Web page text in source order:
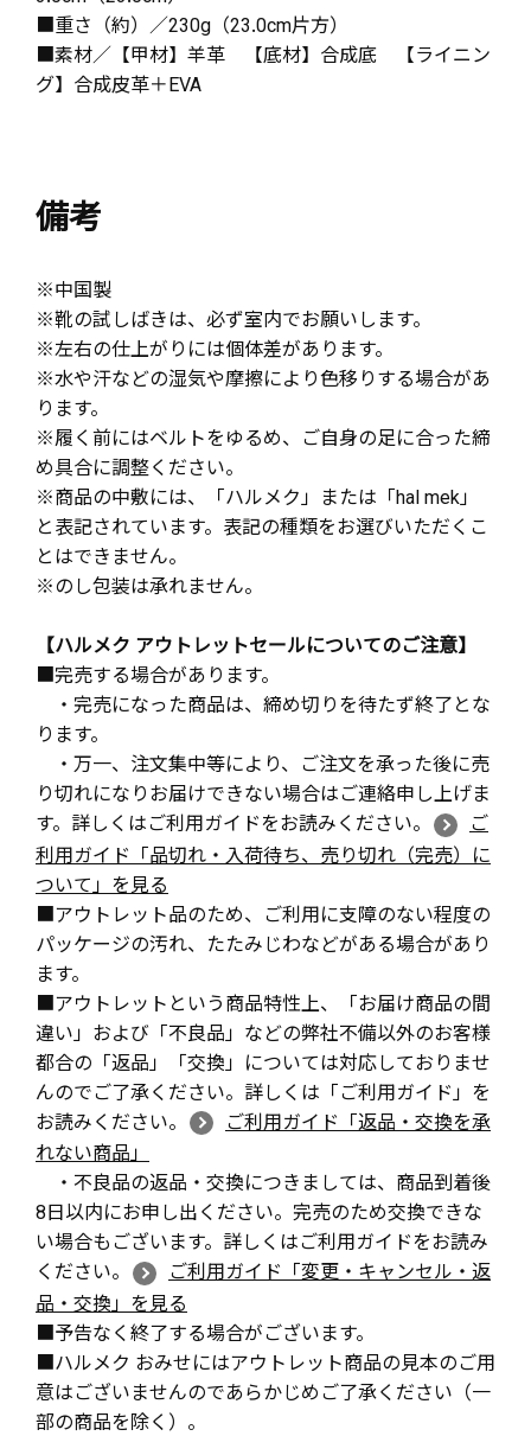
■重さ（約）／230g（23.0cm片方）
■素材／【甲材】羊革 【底材】合成底 【ライニン
グ】合成皮革＋EVA
備考
※中国製
※靴の試しばきは、必ず室内でお願いします。
※左右の仕上がりには個体差があります。
※水や汗などの湿気や摩擦により色移りする場合があ
ります。
※履く前にはベルトをゆるめ、ご自身の足に合った締
め具合に調整ください。
※商品の中敷には、「ハルメク」または「hal mek」
と表記されています。表記の種類をお選びいただくこ
とはできません。
※のし包装は承れません。
【ハルメク アウトレットセールについてのご注意】
■完売する場合があります。
・完売になった商品は、締め切りを待たず終了とな
ります。
・万一、注文集中等により、ご注文を承った後に売
り切れになりお届けできない場合はご連絡申し上げま
す。詳しくはご利用ガイドをお読みください。
ご
利用ガイド「品切れ・入荷待ち、売り切れ（完売）に
ついて」を見る
■アウトレット品のため、ご利用に支障のない程度の
パッケージの汚れ、たたみじわなどがある場合があり
ます。
■アウトレットという商品特性上、「お届け商品の間
違い」および「不良品」などの弊社不備以外のお客様
都合の「返品」「交換」については対応しておりませ
んのでご了承ください。詳しくは「ご利用ガイド」を
お読みください。
ご利用ガイド「返品・交換を承
れない商品」
・不良品の返品・交換につきましては、商品到着後
8日以内にお申し出ください。完売のため交換できな
い場合もございます。詳しくはご利用ガイドをお読み
ください。
ご利用ガイド「変更・キャンセル・返
品・交換」を見る
■予告なく終了する場合がございます。
■ハルメク おみせにはアウトレット商品の見本のご用
意はございませんのであらかじめご了承ください（一
部の商品を除く）。